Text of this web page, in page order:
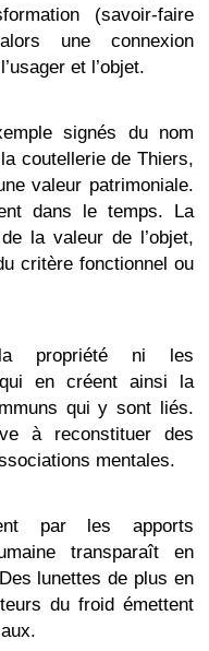
(savoir-faire
une connexion
et l’objet.
signés du nom
coutellerie de Thiers,
valeur patrimoniale.
dans le temps. La
la valeur de l’objet,
critère fonctionnel ou
propriété ni les
qui en créent ainsi la
qui y sont liés.
à reconstituer des
mentales.
par les apports
transparaît en
lunettes de plus en
du froid émettent